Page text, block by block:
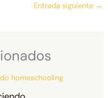
Entrada siguiente →